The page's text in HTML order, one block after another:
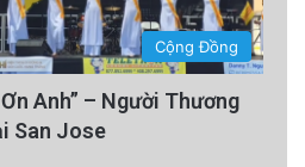
Cộng Đồng
Anh” – Người Thương
San Jose